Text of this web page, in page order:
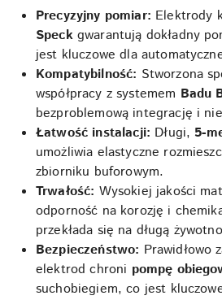
Precyzyjny pomiar: Elektrody
Speckgwarantują dokładny
jest kluczowe dla
Kompatybilność: Stworzona
współpracy z systemem Badu
bezproblemową integrację i
Łatwość instalacji: Długi, 5-
umożliwia elastyczne
zbiorniku buforowym.
Trwałość: Wysokiej jakości
odporność na korozję i
przekłada się na długą
Bezpieczeństwo: Prawidłowo
elektrod chroni pompę
suchobiegiem, co jest